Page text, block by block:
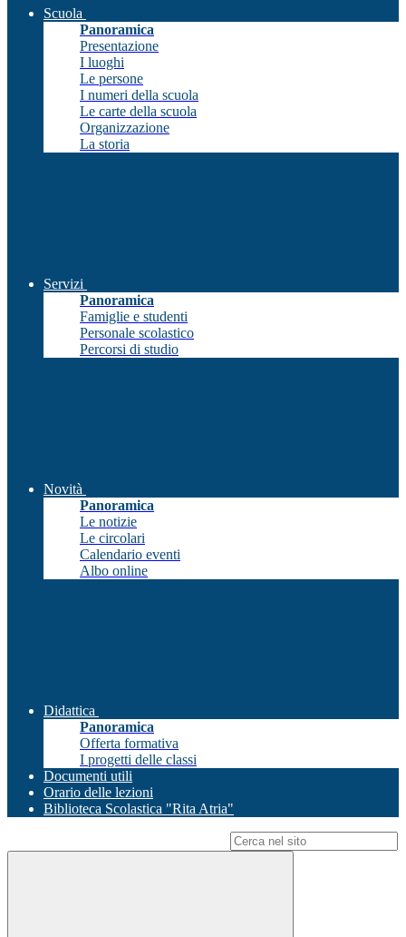
Scuola
Panoramica
Presentazione
I luoghi
Le persone
I numeri della scuola
Le carte della scuola
Organizzazione
La storia
Servizi
Panoramica
Famiglie e studenti
Personale scolastico
Percorsi di studio
Novità
Panoramica
Le notizie
Le circolari
Calendario eventi
Albo online
Didattica
Panoramica
Offerta formativa
I progetti delle classi
Documenti utili
Orario delle lezioni
Biblioteca Scolastica "Rita Atria"